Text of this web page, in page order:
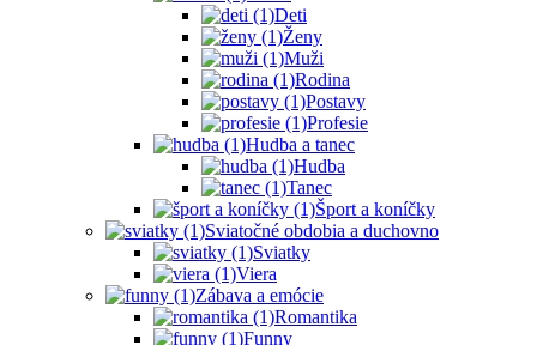
Deti
Ženy
Muži
Rodina
Postavy
Profesie
Hudba a tanec
Hudba
Tanec
Šport a koníčky
Sviatočné obdobia a duchovno
Sviatky
Viera
Zábava a emócie
Romantika
Funny